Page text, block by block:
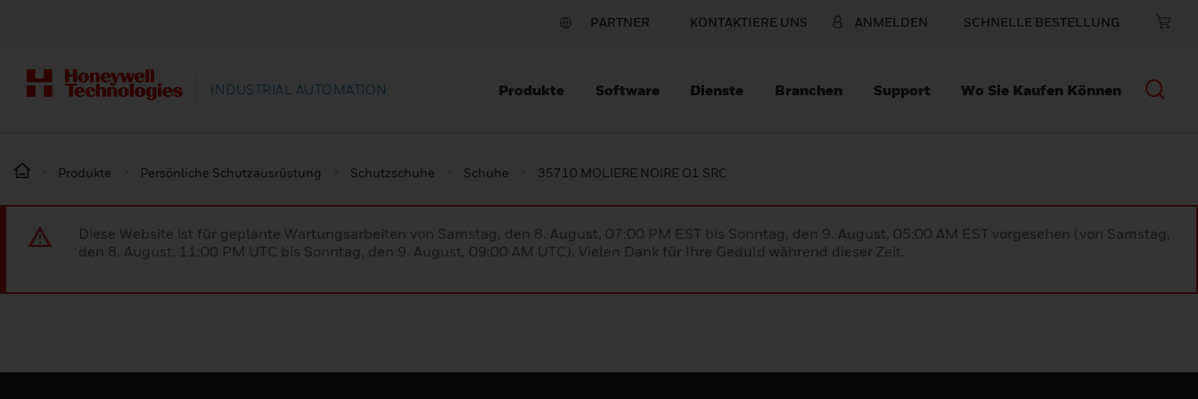
PARTNER KONTAKTIERE UNS ANMELDEN SCHNELLE BESTELLUNG
INDUSTRIAL AUTOMATION Produkte Software Dienste Branchen Support Wo Sie Kaufen Können
Produkte Persönliche Schutzausrüstung Schutzschuhe Schuhe 35710 MOLIERE NOIRE O1 SRC
Diese Website ist für geplante Wartungsarbeiten von Samstag, den 8. August, 07:00 PM EST bis Sonntag, den 9. August, 05:00 AM EST vorgesehen (von Samstag,
den 8. August, 11:00 PM UTC bis Sonntag, den 9. August, 09:00 AM UTC). Vielen Dank für Ihre Geduld während dieser Zeit.